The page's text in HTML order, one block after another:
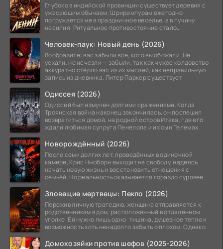
Глубоко в индийской провинции существует деревня с
ужасающим обычаем. Шрирампурам ежегодно
погружается не в праздничное веселье, а в пучину
насилия. Ритуальное противостояние стало
Человек-паук: Новый день (2026)
Вообразите: вас забыли все, кого вы обожали. Не
уехали, не исчезли — забыли, так как чужое колдовство
аккуратно стёрло вас из их мыслей, как неправильную
запись из дневника. Питер Паркер существует
Одиссея (2026)
Одиссей был измучен долгими сражениями. Когда
Троянская война наконец закончилась, он поспешил
возвратиться домой, на родной остров Итака, где его
ждали любимая супруга Пенелопа и их сын Телемах.
Новорождённый (2026)
После семи долгих лет, проведённых в одиночной
камере, Крис Ньюборн выходит на свободу, надеясь
начать новую жизнь и восстановить отношения с
семьёй. Но реальность оказывается гораздо суровее
Зловещие мертвецы: Пекло (2026)
Пережив личную трагедию, женщина отправляется к
родственникам в дом, расположенный в отдалённом
уголке. Ей нужно лишь одно: тишина, душевное тепло и
возможность хоть ненадолго забыть о плохом. Однако
Домохозяйки против шефов (2025-2026)